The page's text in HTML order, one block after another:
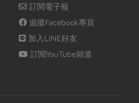
訂閱電子報
追蹤Facebook專頁
加入LINE好友
訂閱YouTube頻道